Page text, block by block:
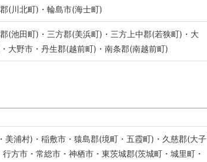
(川北町)・輪島市(海士町)
(池田町)・三方郡(美浜町)・三方上中郡(若狭町)・大
大野市・丹生郡(越前町)・南条郡(南越前町)
美浦村)・稲敷市・猿島郡(境町・五霞町)・久慈郡(大子
方市・常総市・神栖市・東茨城郡(茨城町・城里町・